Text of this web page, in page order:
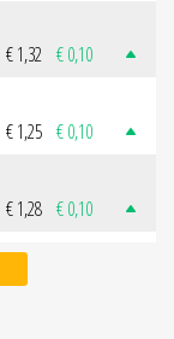
€ 1,32 € 0,10
€ 1,25 € 0,10
€ 1,28 € 0,10